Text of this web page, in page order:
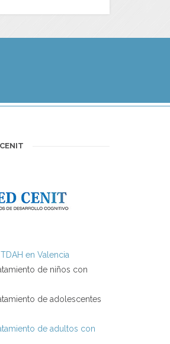
en Valencia
de niños con
de adolescentes
de adultos con